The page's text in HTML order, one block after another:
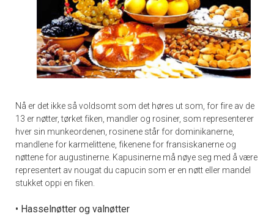
Nå er det ikke så voldsomt som det høres ut som, for fire av de
13 er nøtter, tørket fiken, mandler og rosiner, som representerer
hver sin munkeordenen, rosinene står for dominikanerne,
mandlene for karmelittene, fikenene for fransiskanerne og
nøttene for augustinerne. Kapusinerne må nøye seg med å være
representert av nougat du capucin som er en nøtt eller mandel
stukket oppi en fiken.
• Hasselnøtter og valnøtter